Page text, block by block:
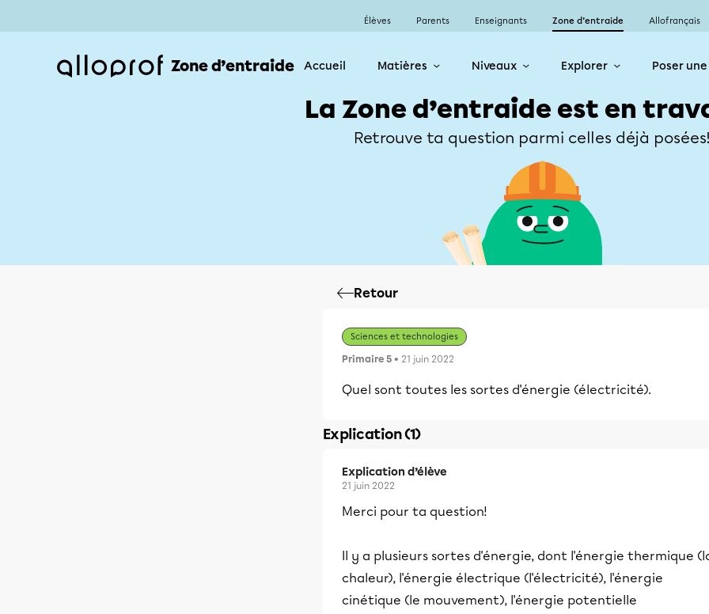
Élèves Parents Enseignants Zone d’entraide Allofrançais
Zone d’entraide Accueil Matières Niveaux Explorer Poser
La Zone d’entraide est en
Retrouve ta question parmi celles déjà
Retour
Sciences et technologies
Primaire 5 • 21 juin 2022
Quel sont toutes les sortes d'énergie (électricité).
Explication (1)
Explication d’élève
21 juin 2022
Merci pour ta question!
Il y a plusieurs sortes d'énergie, dont l'énergie thermique
chaleur), l'énergie électrique (l'électricité), l'énergie
cinétique (le mouvement), l'énergie potentielle